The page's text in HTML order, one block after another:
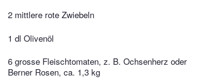
2 mittlere rote Zwiebeln
1 dl Olivenöl
6 grosse Fleischtomaten, z. B. Ochsenherz oder
Berner Rosen, ca. 1,3 kg